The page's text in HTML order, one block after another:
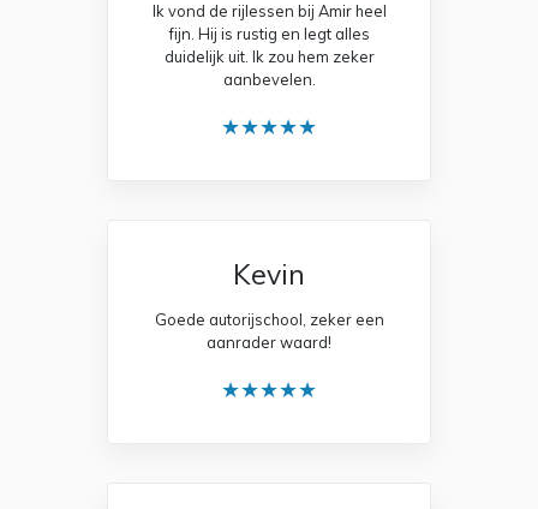
Ik vond de rijlessen bij Amir heel
fijn. Hij is rustig en legt alles
duidelijk uit. Ik zou hem zeker
aanbevelen.
★★★★★
Kevin
Goede autorijschool, zeker een
aanrader waard!
★★★★★